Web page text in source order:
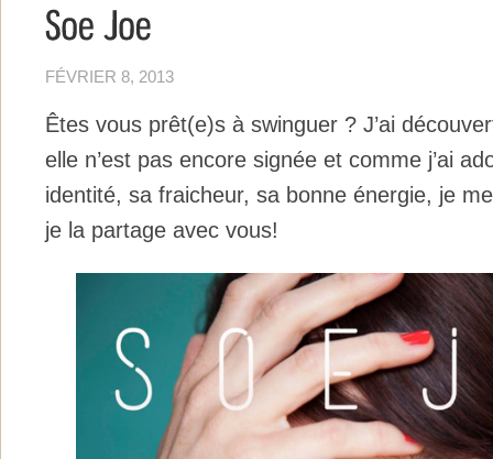
FÉVRIER 8, 2013
Êtes vous prêt(e)s à swinguer ? J’ai
elle n’est pas encore signée et comme j’ai
identité, sa fraicheur, sa bonne énergie, je
je la partage avec vous!